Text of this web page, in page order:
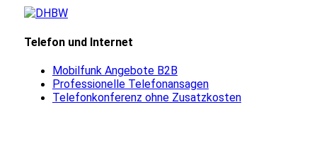
Telefon und Internet
Mobilfunk Angebote B2B
Professionelle Telefonansagen
Telefonkonferenz ohne Zusatzkosten